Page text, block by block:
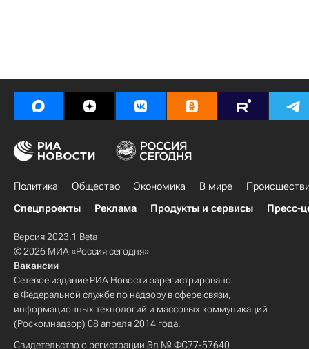
Политика Общество Экономика В мире
Спецпроекты
Реклама Продукты и сервисы Пресс-
Версия 2023.1 Beta
© 2026 МИА «Россия сегодня»
Вакансии
Сетевое издание РИА Новости зарегистрировано
в Федеральной службе по надзору в сфере связи,
информационных технологий и массовых коммуникаций
(Роскомнадзор) 08 апреля 2014 года.
Свидетельство о регистрации Эл № ФС77-57640